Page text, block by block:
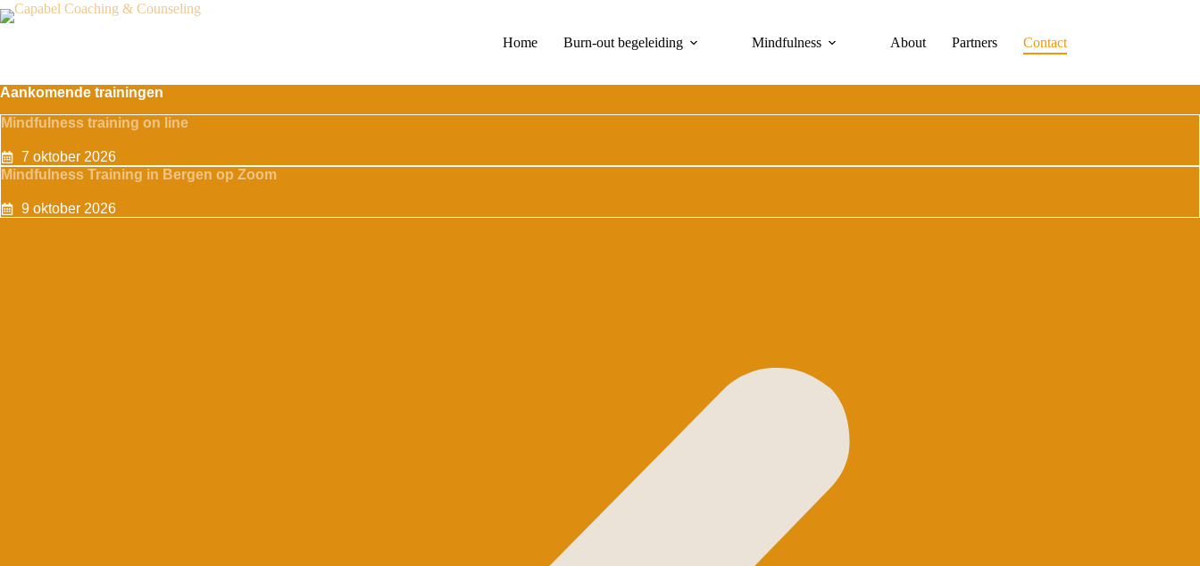
Ga
naar
Home Burn-out begeleiding Mindfulness About Partners Contact
Aankomende trainingen
Mindfulness training on line
7 oktober 2026
Mindfulness Training in Bergen op Zoom
9 oktober 2026